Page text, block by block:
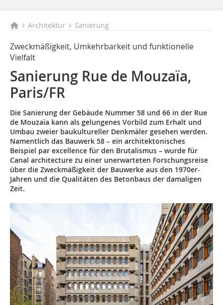
Architektur Sanierung
Zweckmäßigkeit, Umkehrbarkeit und funktionelle
Vielfalt
Sanierung Rue de Mouzaïa,
Paris/FR
Die Sanierung der Gebäude Nummer 58 und 66 in der Rue
de Mouzaïa kann als gelungenes Vorbild zum Erhalt und
Umbau zweier baukultureller Denkmäler gesehen werden.
Namentlich das Bauwerk 58 – ein architektonisches
Beispiel par excellence für den Brutalismus – wurde für
Canal architecture zu einer unerwarteten Forschungsreise
über die Zweckmäßigkeit der Bauwerke aus den 1970er-
Jahren und die Qualitäten des Betonbaus der damaligen
Zeit.